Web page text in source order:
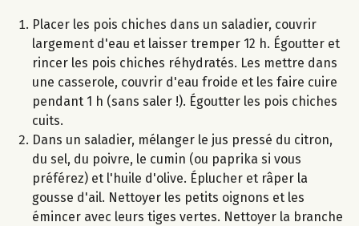
Placer les pois chiches dans un saladier, couvrir
largement d'eau et laisser tremper 12 h. Égoutter et
rincer les pois chiches réhydratés. Les mettre dans
une casserole, couvrir d'eau froide et les faire cuire
pendant 1 h (sans saler !). Égoutter les pois chiches
cuits.
Dans un saladier, mélanger le jus pressé du citron,
du sel, du poivre, le cumin (ou paprika si vous
préférez) et l'huile d'olive. Éplucher et râper la
gousse d'ail. Nettoyer les petits oignons et les
émincer avec leurs tiges vertes. Nettoyer la branche